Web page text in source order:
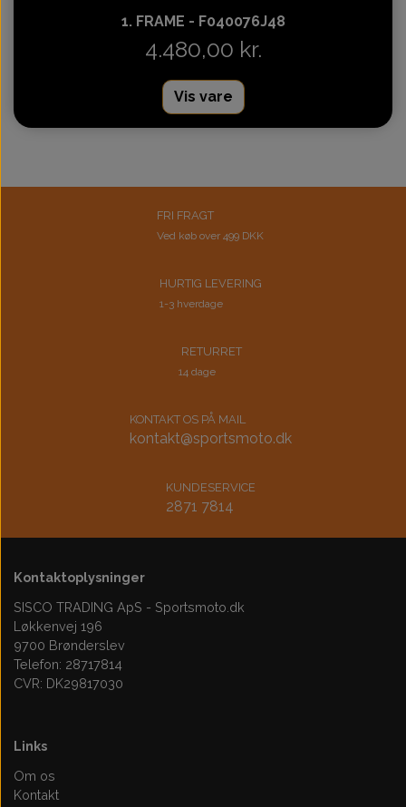
1. FRAME - F040076J48
4.480,00 kr.
Vis vare
FRI FRAGT
Ved køb over 499 DKK
HURTIG LEVERING
1-3 hverdage
RETURRET
14 dage
KONTAKT OS PÅ MAIL
kontakt@sportsmoto.dk
KUNDESERVICE
2871 7814
Kontaktoplysninger
SISCO TRADING ApS - Sportsmoto.dk
Løkkenvej 196
9700 Brønderslev
Telefon: 28717814
CVR: DK29817030
Links
Om os
Kontakt